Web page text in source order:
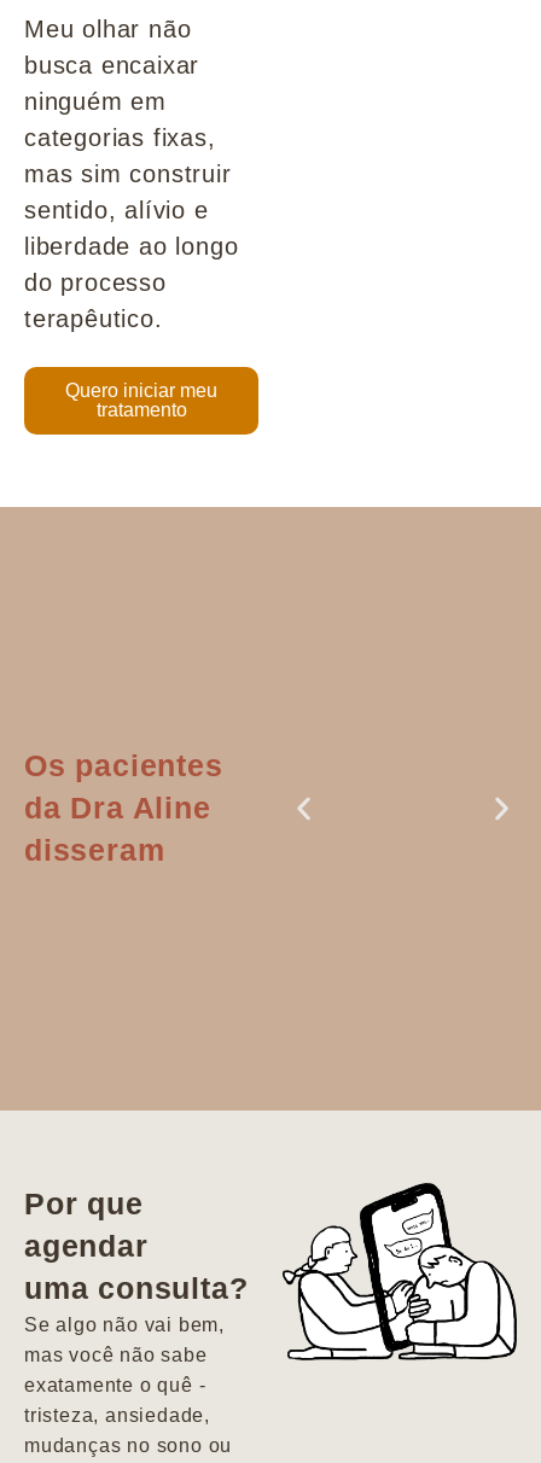
Meu olhar não
busca encaixar
ninguém em
categorias fixas,
mas sim construir
sentido, alívio e
liberdade ao longo
do processo
terapêutico.
Quero iniciar meu
tratamento
Os pacientes
da Dra Aline
disseram
vida. Ela me
encontrou num
estado misto de
depressão e
agitação com
pensamentos
Por que
agendar
uma consulta?
Se algo não vai bem,
mas você não sabe
exatamente o quê -
tristeza, ansiedade,
mudanças no sono ou